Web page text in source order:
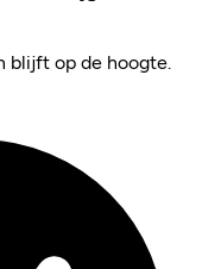
blijft op de hoogte.